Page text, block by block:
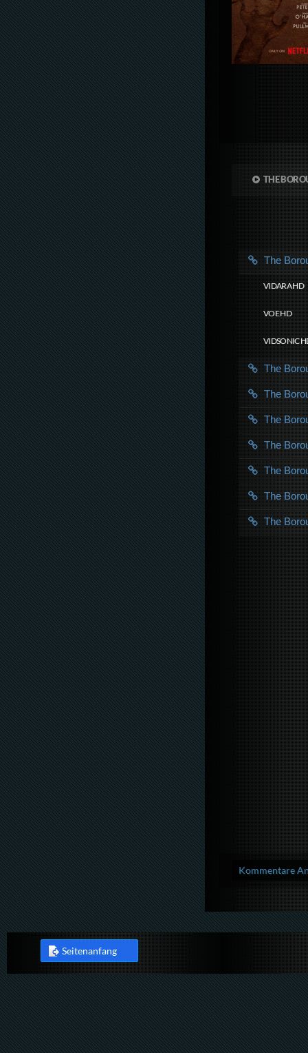
THE
The
VIDARA HD
VOE HD
VIDSONIC
The
The
The
The
The
The
The
Kommentare
Seitenanfang